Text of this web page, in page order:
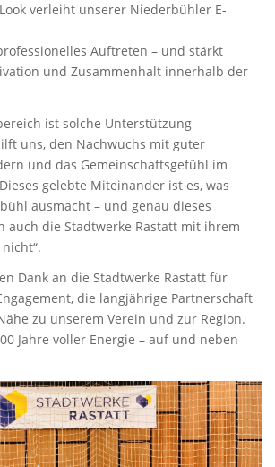
verleiht unserer Niederbühler E-
Auftreten – und stärkt
und Zusammenhalt innerhalb der
ist solche Unterstützung
uns, den Nachwuchs mit guter
und das Gemeinschaftsgefühl im
gelebte Miteinander ist es, was
ausmacht – und genau dieses
auch die Stadtwerke Rastatt mit ihrem
Dank an die Stadtwerke Rastatt für
die langjährige Partnerschaft
zu unserem Verein und zur Region.
Jahre voller Energie – auf und neben